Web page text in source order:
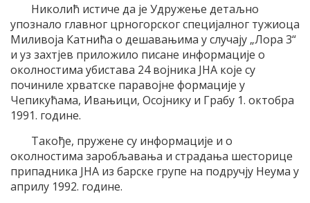
Николић истиче да је Удружење детаљно
упознало главног црногорског специјалног тужиоца
Миливоја Катнића о дешавањима у случају „Лора 3“
и уз захтјев приложило писане информације о
околностима убистава 24 војника ЈНА које су
починиле хрватске паравојне формације у
Чепикућама, Ивањици, Осојнику и Грабу 1. октобра
1991. године.
Такође, пружене су информације и о
околностима заробљавања и страдања шесторице
припадника ЈНА из барске групе на подручју Неума у
априлу 1992. године.